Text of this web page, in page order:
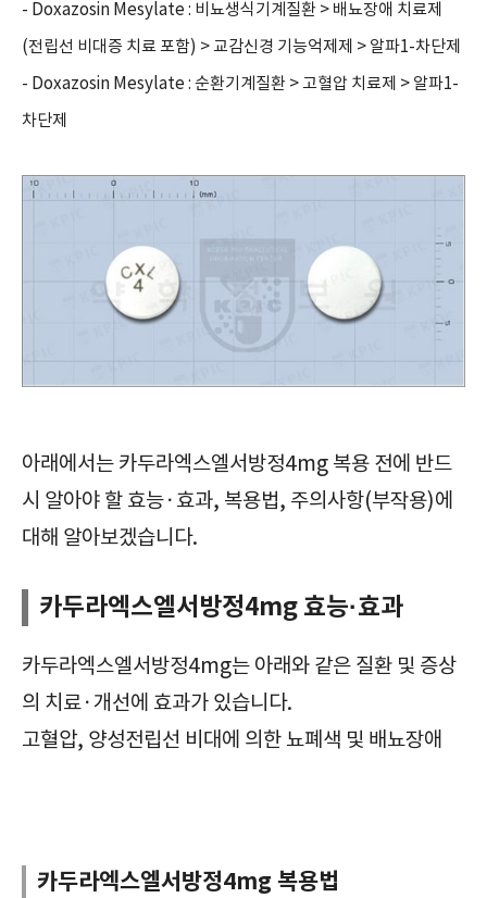
- Doxazosin Mesylate : 비뇨생식기계질환 > 배뇨장애 치료제
(전립선 비대증 치료 포함) > 교감신경 기능억제제 > 알파1-차단제
- Doxazosin Mesylate : 순환기계질환 > 고혈압 치료제 > 알파1-
차단제
아래에서는 카두라엑스엘서방정4mg 복용 전에 반드
시 알아야 할 효능·효과, 복용법, 주의사항(부작용)에
대해 알아보겠습니다.
카두라엑스엘서방정4mg 효능·효과
카두라엑스엘서방정4mg는 아래와 같은 질환 및 증상
의 치료·개선에 효과가 있습니다.
고혈압, 양성전립선 비대에 의한 뇨폐색 및 배뇨장애
카두라엑스엘서방정4mg 복용법